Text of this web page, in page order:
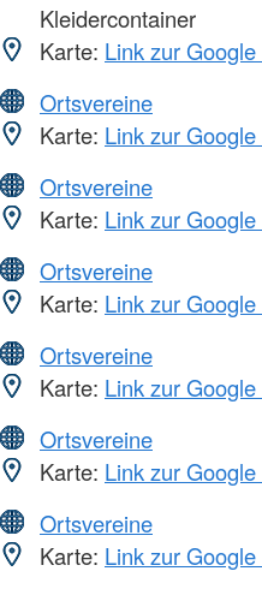
Kleidercontainer
Karte: Link zur
Ortsvereine
Karte: Link zur
Ortsvereine
Karte: Link zur
Ortsvereine
Karte: Link zur
Ortsvereine
Karte: Link zur
Ortsvereine
Karte: Link zur
Ortsvereine
Karte: Link zur